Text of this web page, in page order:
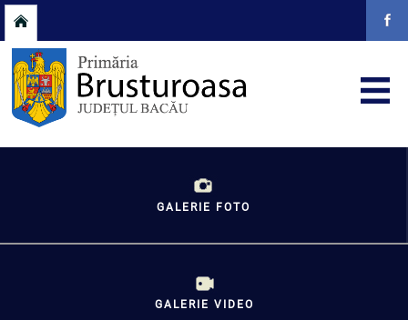
GALERIE FOTO
GALERIE VIDEO